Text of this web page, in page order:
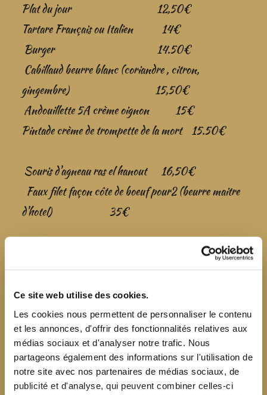
Ce site web utilise des cookies.
Les cookies nous permettent de personnaliser le contenu
et les annonces, d'offrir des fonctionnalités relatives aux
médias sociaux et d'analyser notre trafic. Nous
partageons également des informations sur l'utilisation de
notre site avec nos partenaires de médias sociaux, de
publicité et d'analyse, qui peuvent combiner celles-ci
Plat du jour 12,50€
Tartare Français ou Italien 14€
Burger 14.50€
Cabillaud beurre blanc (coriandre , citron,
gingembre)
15,50€
Andouillette 5A crème oignon 15€
Pintade crème de trompette de la mort 15.50€
Souris d'agneau ras el hanout 16,50€
Faux filet façon côte de boeuf pour2 (beurre maitre
d'hotel) 35€
Nos plats sont accompagnés des légumes du jour